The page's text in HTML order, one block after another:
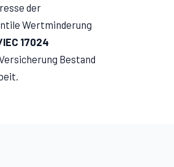
der
Wertminderung
IEC 17024
Bestand